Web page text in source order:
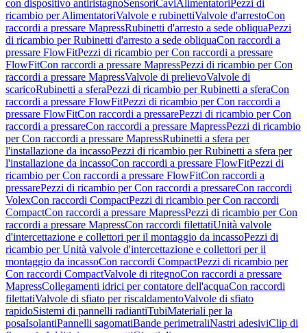
con dispositivo antiristagnoSensoriCaviAlimentatori Pezzi di
ricambio per AlimentatoriValvole e rubinettiValvole d'arrestoCon
raccordi a pressare MapressRubinetti d'arresto a sede obliquaPezzi
di ricambio per Rubinetti d'arresto a sede obliquaCon raccordi a
pressare FlowFitPezzi di ricambio per Con raccordi a pressare
FlowFitCon raccordi a pressare MapressPezzi di ricambio per Con
raccordi a pressare MapressValvole di prelievoValvole di
scaricoRubinetti a sferaPezzi di ricambio per Rubinetti a sferaCon
raccordi a pressare FlowFitPezzi di ricambio per Con raccordi a
pressare FlowFitCon raccordi a pressarePezzi di ricambio per Con
raccordi a pressareCon raccordi a pressare MapressPezzi di ricambio
per Con raccordi a pressare MapressRubinetti a sfera per
l'installazione da incassoPezzi di ricambio per Rubinetti a sfera per
l'installazione da incassoCon raccordi a pressare FlowFitPezzi di
ricambio per Con raccordi a pressare FlowFitCon raccordi a
pressarePezzi di ricambio per Con raccordi a pressareCon raccordi
VolexCon raccordi CompactPezzi di ricambio per Con raccordi
CompactCon raccordi a pressare MapressPezzi di ricambio per Con
raccordi a pressare MapressCon raccordi filettatiUnità valvole
d'intercettazione e collettori per il montaggio da incassoPezzi di
ricambio per Unità valvole d'intercettazione e collettori per il
montaggio da incassoCon raccordi CompactPezzi di ricambio per
Con raccordi CompactValvole di ritegnoCon raccordi a pressare
MapressCollegamenti idrici per contatore dell'acquaCon raccordi
filettatiValvole di sfiato per riscaldamentoValvole di sfiato
rapidoSistemi di pannelli radiantiTubiMateriali per la
posaIsolantiPannelli sagomatiBande perimetraliNastri adesiviClip di